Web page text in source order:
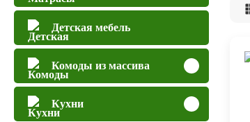
Детская мебель
Комоды из массива
Кухни